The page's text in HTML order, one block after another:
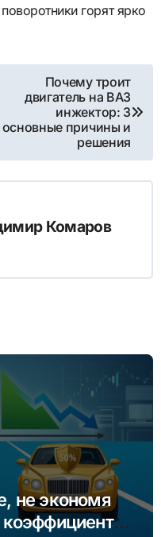
горят ярко
Почему троит
двигатель на ВАЗ
инжектор: 3
основные причины и
решения
Комаров
не экономя